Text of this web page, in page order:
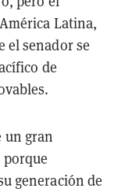
Latina,
el senador se
de
un gran
generación de